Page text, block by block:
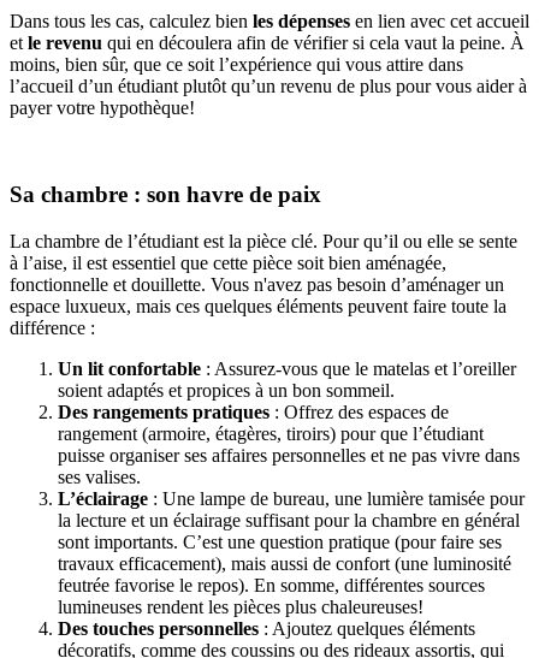
Dans tous les cas, calculez bien les dépenses en lien avec cet accueil
et le revenu qui en découlera afin de vérifier si cela vaut la peine. À
moins, bien sûr, que ce soit l’expérience qui vous attire dans
l’accueil d’un étudiant plutôt qu’un revenu de plus pour vous aider à
payer votre hypothèque!
Sa chambre : son havre de paix
La chambre de l’étudiant est la pièce clé. Pour qu’il ou elle se sente
à l’aise, il est essentiel que cette pièce soit bien aménagée,
fonctionnelle et douillette. Vous n'avez pas besoin d’aménager un
espace luxueux, mais ces quelques éléments peuvent faire toute la
différence :
Un lit confortable : Assurez-vous que le matelas et l’oreiller
soient adaptés et propices à un bon sommeil.
Des rangements pratiques : Offrez des espaces de
rangement (armoire, étagères, tiroirs) pour que l’étudiant
puisse organiser ses affaires personnelles et ne pas vivre dans
ses valises.
L’éclairage : Une lampe de bureau, une lumière tamisée pour
la lecture et un éclairage suffisant pour la chambre en général
sont importants. C’est une question pratique (pour faire ses
travaux efficacement), mais aussi de confort (une luminosité
feutrée favorise le repos). En somme, différentes sources
lumineuses rendent les pièces plus chaleureuses!
Des touches personnelles : Ajoutez quelques éléments
décoratifs, comme des coussins ou des rideaux assortis, qui